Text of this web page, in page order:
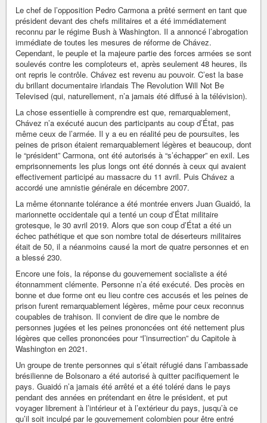
Le chef de l’opposition Pedro Carmona a prêté serment en tant que
président devant des chefs militaires et a été immédiatement
reconnu par le régime Bush à Washington. Il a annoncé l’abrogation
immédiate de toutes les mesures de réforme de Chávez.
Cependant, le peuple et la majeure partie des forces armées se sont
soulevés contre les comploteurs et, après seulement 48 heures, ils
ont repris le contrôle. Chávez est revenu au pouvoir. C’est la base
du brillant documentaire irlandais The Revolution Will Not Be
Televised (qui, naturellement, n’a jamais été diffusé à la télévision).
La chose essentielle à comprendre est que, remarquablement,
Chávez n’a exécuté aucun des participants au coup d’État, pas
même ceux de l’armée. Il y a eu en réalité peu de poursuites, les
peines de prison étaient remarquablement légères et beaucoup, dont
le “président” Carmona, ont été autorisés à “s’échapper” en exil. Les
emprisonnements les plus longs ont été donnés à ceux qui avaient
effectivement participé au massacre du 11 avril. Puis Chávez a
accordé une amnistie générale en décembre 2007.
La même étonnante tolérance a été montrée envers Juan Guaidó, la
marionnette occidentale qui a tenté un coup d’État militaire
grotesque, le 30 avril 2019. Alors que son coup d’État a été un
échec pathétique et que son nombre total de déserteurs militaires
était de 50, il a néanmoins causé la mort de quatre personnes et en
a blessé 230.
Encore une fois, la réponse du gouvernement socialiste a été
étonnamment clémente. Personne n’a été exécuté. Des procès en
bonne et due forme ont eu lieu contre ces accusés et les peines de
prison furent remarquablement légères, même pour ceux reconnus
coupables de trahison. Il convient de dire que le nombre de
personnes jugées et les peines prononcées ont été nettement plus
légères que celles prononcées pour “l’insurrection” du Capitole à
Washington en 2021.
Un groupe de trente personnes qui s’était réfugié dans l’ambassade
brésilienne de Bolsonaro a été autorisé à quitter pacifiquement le
pays. Guaidó n’a jamais été arrêté et a été toléré dans le pays
pendant des années en prétendant en être le président, et put
voyager librement à l’intérieur et à l’extérieur du pays, jusqu’à ce
qu’il soit inculpé par le gouvernement colombien pour être entré